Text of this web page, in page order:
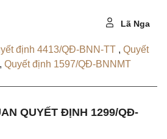
Lã Nga
định 4413/QĐ-BNN-TT , Quyết
, Quyết định 1597/QĐ-BNNMT
QUYẾT ĐỊNH 1299/QĐ-